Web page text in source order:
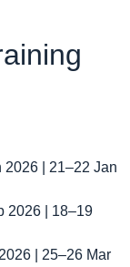
2026 | 21–22 Jan
2026 | 18–19
| 25–26 Mar